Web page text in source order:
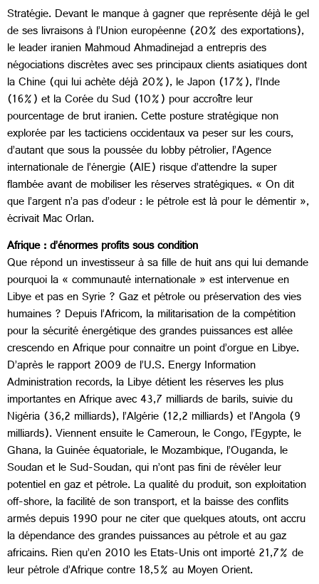
Stratégie. Devant le manque à gagner que représente déjà le gel
de ses livraisons à l’Union européenne (20% des exportations),
le leader iranien Mahmoud Ahmadinejad a entrepris des
négociations discrètes avec ses principaux clients asiatiques dont
la Chine (qui lui achète déjà 20%), le Japon (17%), l’Inde
(16%) et la Corée du Sud (10%) pour accroître leur
pourcentage de brut iranien. Cette posture stratégique non
explorée par les tacticiens occidentaux va peser sur les cours,
d’autant que sous la poussée du lobby pétrolier, l’Agence
internationale de l’énergie (AIE) risque d’attendre la super
flambée avant de mobiliser les réserves stratégiques. « On dit
que l’argent n’a pas d’odeur : le pétrole est là pour le démentir »,
écrivait Mac Orlan.
Afrique : d’énormes profits sous condition
Que répond un investisseur à sa fille de huit ans qui lui demande
pourquoi la « communauté internationale » est intervenue en
Libye et pas en Syrie ? Gaz et pétrole ou préservation des vies
humaines ? Depuis l’Africom, la militarisation de la compétition
pour la sécurité énergétique des grandes puissances est allée
crescendo en Afrique pour connaitre un point d’orgue en Libye.
D’après le rapport 2009 de l’U.S. Energy Information
Administration records, la Libye détient les réserves les plus
importantes en Afrique avec 43,7 milliards de barils, suivie du
Nigéria (36,2 milliards), l’Algérie (12,2 milliards) et l’Angola (9
milliards). Viennent ensuite le Cameroun, le Congo, l’Egypte, le
Ghana, la Guinée équatoriale, le Mozambique, l’Ouganda, le
Soudan et le Sud-Soudan, qui n’ont pas fini de révéler leur
potentiel en gaz et pétrole. La qualité du produit, son exploitation
off-shore, la facilité de son transport, et la baisse des conflits
armés depuis 1990 pour ne citer que quelques atouts, ont accru
la dépendance des grandes puissances au pétrole et au gaz
africains. Rien qu’en 2010 les Etats-Unis ont importé 21,7% de
leur pétrole d’Afrique contre 18,5% au Moyen Orient.